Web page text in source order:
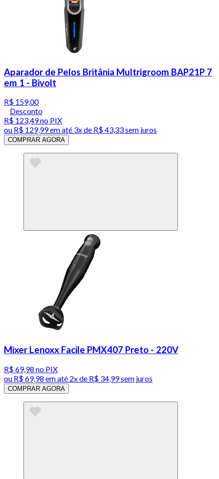
Aparador de Pelos Britânia Multrigroom BAP21P 7
em 1 - Bivolt
R$ 159,00
Desconto
R$ 123,49no PIX
ou R$ 129,99em até 3x de R$ 43,33 sem juros
COMPRAR AGORA
Mixer Lenoxx Facile PMX407 Preto - 220V
R$ 69,98 no PIX
ou R$ 69,98 em até 2x de R$ 34,99 sem juros
COMPRAR AGORA